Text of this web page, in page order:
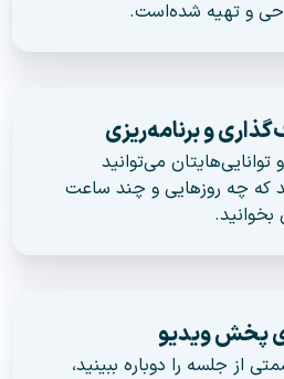
و برنامه‌ریزی
می‌توانید
که چه روزهایی و چند ساعت
پخش ویدیو
از جلسه را دوباره ببینید،